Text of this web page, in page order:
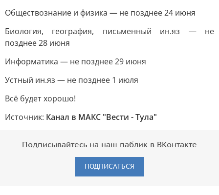
Обществознание и физика — не позднее 24 июня
Биология, география, письменный ин.яз — не
позднее 28 июня
Информатика — не позднее 29 июня
Устный ин.яз — не позднее 1 июля
Всё будет хорошо!
Источник: Канал в МАКС "Вести - Тула"
Подписывайтесь на наш паблик в ВКонтакте
ПОДПИСАТЬСЯ